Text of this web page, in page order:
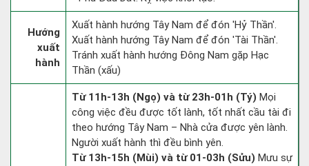
Hướng
xuất
hành
Xuất hành hướng Tây Nam để đón 'Hỷ Thần'.
Xuất hành hướng Tây Nam để đón 'Tài Thần'.
Tránh xuất hành hướng Đông Nam gặp Hạc
Thần (xấu)
Từ 11h-13h (Ngọ) và từ 23h-01h (Tý) Mọi
công việc đều được tốt lành, tốt nhất cầu tài đi
theo hướng Tây Nam – Nhà cửa được yên lành.
Người xuất hành thì đều bình yên.
Từ 13h-15h (Mùi) và từ 01-03h (Sửu) Mưu sự